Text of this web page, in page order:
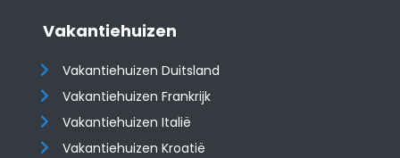
Vakantiehuizen
Vakantiehuizen Duitsland
Vakantiehuizen Frankrijk
Vakantiehuizen Italië
Vakantiehuizen Kroatië